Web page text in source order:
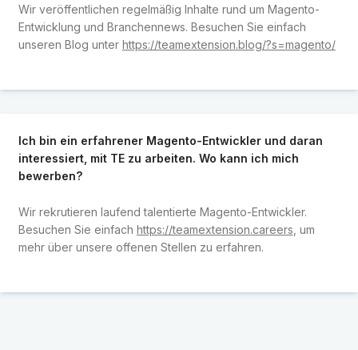
Wir veröffentlichen regelmäßig Inhalte rund um Magento-
Entwicklung und Branchennews. Besuchen Sie einfach
unseren Blog unter https://teamextension.blog/?s=magento/
Ich bin ein erfahrener Magento-Entwickler und daran
interessiert, mit TE zu arbeiten. Wo kann ich mich
bewerben?
Wir rekrutieren laufend talentierte Magento-Entwickler.
Besuchen Sie einfach https://teamextension.careers , um
mehr über unsere offenen Stellen zu erfahren.